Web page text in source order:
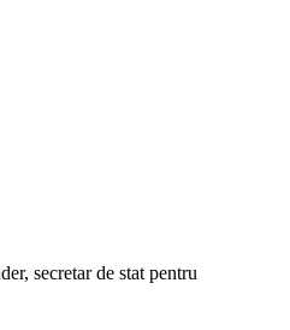
secretar de stat pentru